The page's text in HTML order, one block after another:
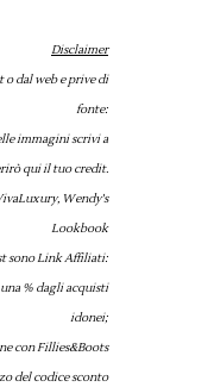
Disclaimer
dal web e prive di
fonte:
immagini scrivi a
qui il tuo credit.
Wendy's
Lookbook
sono Link Affiliati:
% dagli acquisti
idonei;
con Fillies&Boots
del codice sconto